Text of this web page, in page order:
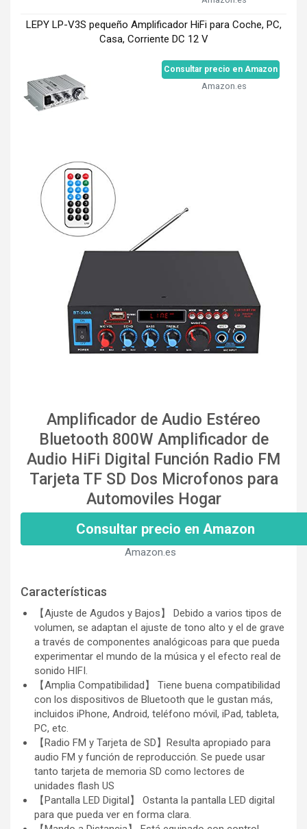
LEPY LP-V3S pequeño Amplificador HiFi para Coche, PC,
Casa, Corriente DC 12 V
Consultar precio en Amazon
Amazon.es
Amplificador de Audio Estéreo
Bluetooth 800W Amplificador de
Audio HiFi Digital Función Radio FM
Tarjeta TF SD Dos Microfonos para
Automoviles Hogar
Consultar precio en Amazon
Amazon.es
Características
【Ajuste de Agudos y Bajos】 Debido a varios tipos de
volumen, se adaptan el ajuste de tono alto y el de grave
a través de componentes analógicoas para que pueda
experimentar el mundo de la música y el efecto real de
sonido HIFI.
【Amplia Compatibilidad】 Tiene buena compatibilidad
con los dispositivos de Bluetooth que le gustan más,
incluidos iPhone, Android, teléfono móvil, iPad, tableta,
PC, etc.
【Radio FM y Tarjeta de SD】Resulta apropiado para
audio FM y función de reproducción. Se puede usar
tanto tarjeta de memoria SD como lectores de
unidades flash US
【Pantalla LED Digital】 Ostanta la pantalla LED digital
para que pueda ver en forma clara.